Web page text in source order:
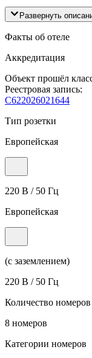
Развернуть
Факты об отеле
Аккредитация
Объект прошёл
Реестровая запись:
С622026021644
Тип розетки
Европейская
220 В / 50 Гц
Европейская
(с заземлением)
220 В / 50 Гц
Количество номеров
8 номеров
Категории номеров